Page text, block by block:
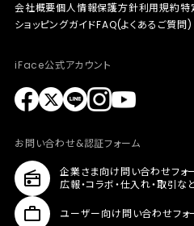
会社概要個人情報保護方針利用規約特
ショッピングガイドFAQ(よくあるご質問)
iFace公式アカウント
お問い合わせ&認証フォーム
企業さま向け問い合わせフォ
広報・コラボ・仕入れ・取引な
ユーザー向け問い合わせフォ